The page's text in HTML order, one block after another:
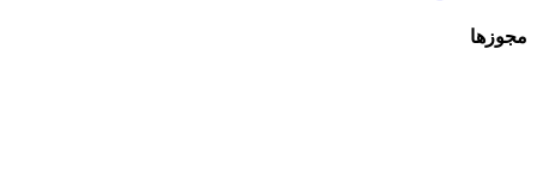
مجوزها